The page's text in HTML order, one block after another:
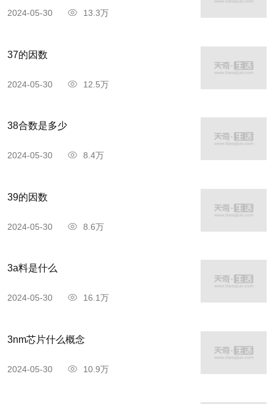
2024-05-30 13.3万
37的因数
2024-05-30 12.5万
38合数是多少
2024-05-30 8.4万
39的因数
2024-05-30 8.6万
3a料是什么
2024-05-30 16.1万
3nm芯片什么概念
2024-05-30 10.9万